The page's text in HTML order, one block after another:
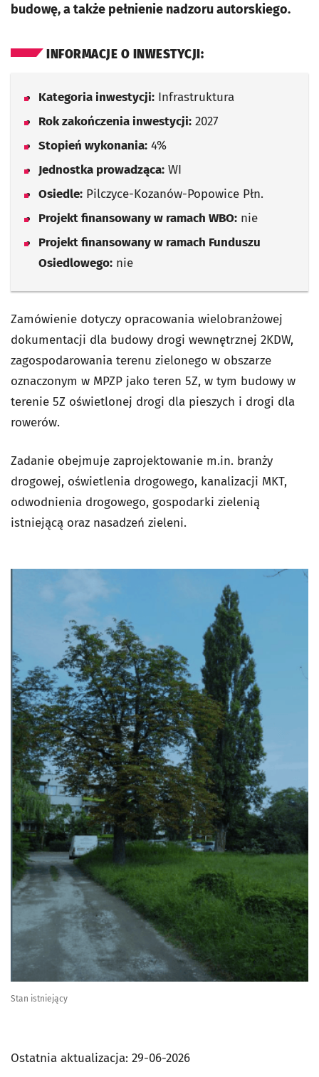
budowę, a także pełnienie nadzoru autorskiego.
INFORMACJE O INWESTYCJI:
Kategoria inwestycji: Infrastruktura
Rok zakończenia inwestycji: 2027
Stopień wykonania: 4%
Jednostka prowadząca: WI
Osiedle: Pilczyce-Kozanów-Popowice Płn.
Projekt finansowany w ramach WBO: nie
Projekt finansowany w ramach Funduszu
Osiedlowego: nie
Zamówienie dotyczy opracowania wielobranżowej
dokumentacji dla budowy drogi wewnętrznej 2KDW,
zagospodarowania terenu zielonego w obszarze
oznaczonym w MPZP jako teren 5Z, w tym budowy w
terenie 5Z oświetlonej drogi dla pieszych i drogi dla
rowerów.
Zadanie obejmuje zaprojektowanie m.in. branży
drogowej, oświetlenia drogowego, kanalizacji MKT,
odwodnienia drogowego, gospodarki zielenią
istniejącą oraz nasadzeń zieleni.
Stan istniejący
Ostatnia aktualizacja: 29-06-2026